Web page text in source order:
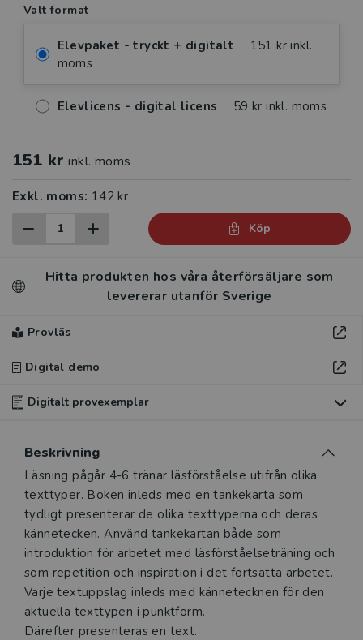
Valt format
Elevpaket - tryckt + digitalt
151 kr inkl.
moms
Elevlicens - digital licens 59 kr inkl. moms
151 kr inkl. moms
Exkl. moms: 142 kr
Köp
Hitta produkten hos våra återförsäljare som
levererar utanför Sverige
Provläs
Digital demo
Digitalt provexemplar
digitalt provexemplar av den här produkten.
Ett digitalt provexemplar ger dig tillgång till det digitala
läromedlet där den digitala boken ingår under tre
månader. Observera att erbjudandet endast gäller
relevanta produkter för din undervisning (nivå och ämne)
och dig som är verksam i Sverige. Du kan naturligtvis alltid
kontakta vårkundserviceom du önskar ytterligare
information eller har frågor om produkten.
Beskrivning
Beskrivning
Läsning pågår 4-6 tränar läsförståelse utifrån olika
texttyper. Boken inleds med en tankekarta som
tydligt presenterar de olika texttyperna och deras
kännetecken. Använd tankekartan både som
introduktion för arbetet med läsförståelseträning och
som repetition och inspiration i det fortsatta arbetet.
Varje textuppslag inleds med kännetecknen för den
aktuella texttypen i punktform.
Därefter presenteras en text.